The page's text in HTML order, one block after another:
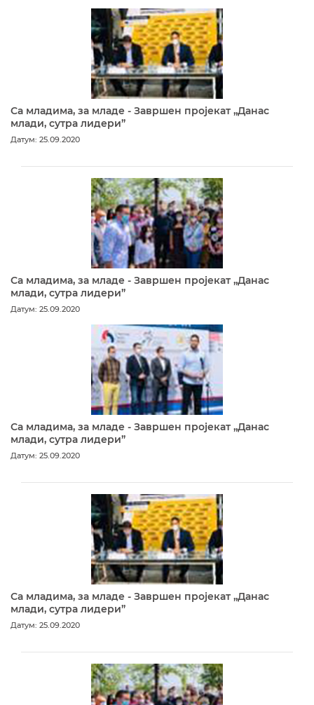
Са младима, за младе - Завршен пројекат „Данас
млади, сутра лидери”
Датум: 25.09.2020
Са младима, за младе - Завршен пројекат „Данас
млади, сутра лидери”
Датум: 25.09.2020
Са младима, за младе - Завршен пројекат „Данас
млади, сутра лидери”
Датум: 25.09.2020
Са младима, за младе - Завршен пројекат „Данас
млади, сутра лидери”
Датум: 25.09.2020